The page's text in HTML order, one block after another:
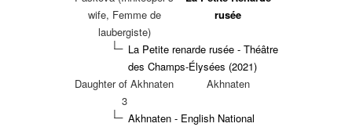
wife, Femme de
laubergiste)
rusée
La Petite renarde rusée - Théâtre
des Champs-Élysées (2021)
Daughter of Akhnaten
3
Akhnaten
Akhnaten - English National